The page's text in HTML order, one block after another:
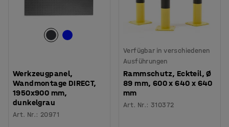
Werkzeugpanel,
Wandmontage DIRECT,
1950x900 mm,
dunkelgrau
Art. Nr.: 20971
Verfügbar in verschiedenen
Ausführungen
Rammschutz, Eckteil, Ø
89 mm, 600 x 640 x 640
mm
Art. Nr.:310372